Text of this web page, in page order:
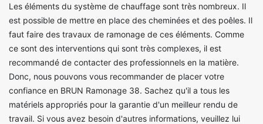
Les éléments du système de chauffage sont très nombreux. Il
est possible de mettre en place des cheminées et des poêles. Il
faut faire des travaux de ramonage de ces éléments. Comme
ce sont des interventions qui sont très complexes, il est
recommandé de contacter des professionnels en la matière.
Donc, nous pouvons vous recommander de placer votre
confiance en BRUN Ramonage 38. Sachez qu'il a tous les
matériels appropriés pour la garantie d'un meilleur rendu de
travail. Si vous avez besoin d'autres informations, veuillez lui